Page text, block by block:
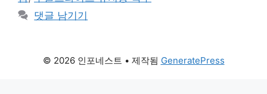
댓글 남기기
© 2026 인포네스트 • 제작됨 GeneratePress